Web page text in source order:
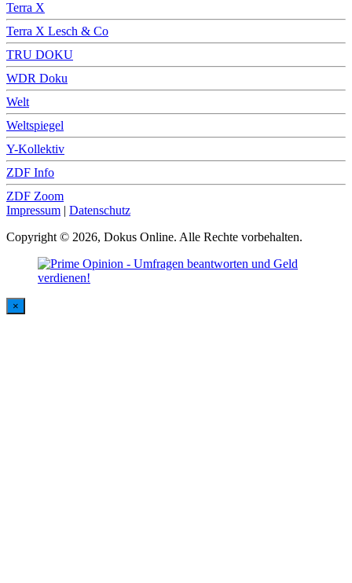
Terra X
Terra X Lesch & Co
TRU DOKU
WDR Doku
Welt
Weltspiegel
Y-Kollektiv
ZDF Info
ZDF Zoom
Impressum | Datenschutz
Copyright © 2026, Dokus Online. Alle Rechte vorbehalten.
×